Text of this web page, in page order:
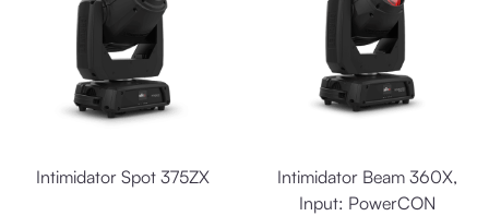
Intimidator Spot 375ZX
Intimidator Beam 360X,
Input: PowerCON